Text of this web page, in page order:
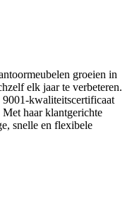
groeien in
elk jaar te verbeteren.
kwaliteitscertificaat
haar klantgerichte
snelle en flexibele